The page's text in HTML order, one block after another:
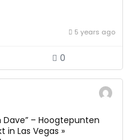
5 years ago
0
Dave” – ​​Hoogtepunten
in Las Vegas »